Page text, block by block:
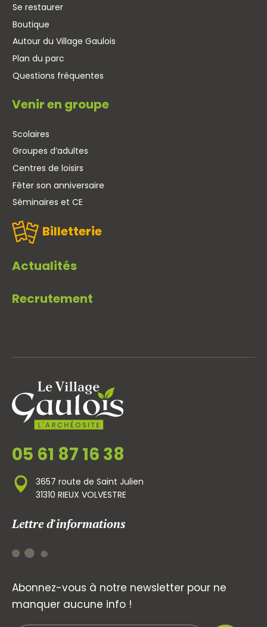
Se restaurer
Boutique
Autour du Village Gaulois
Plan du parc
Questions fréquentes
Venir en groupe
Scolaires
Groupes d’adultes
Centres de loisirs
Fêter son anniversaire
Séminaires et CE
Billetterie
Actualités
Recrutement
05 61 87 16 38
3657 route de Saint Julien
31310 RIEUX VOLVESTRE
Lettre d'informations
Abonnez-vous à notre newsletter pour ne
manquer aucune info !